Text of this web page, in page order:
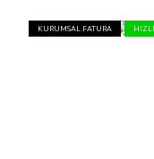
KURUMSAL FATURA